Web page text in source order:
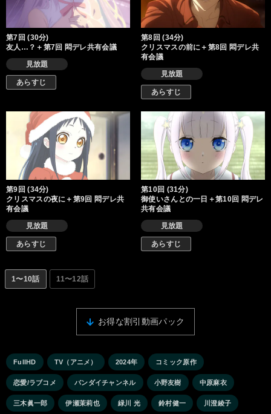
第7回 (30分)
友人…？＋第7回 悶デレ共有会議
見放題
あらすじ
第8回 (34分)
クリスマスの前に＋第8回 悶デレ共
有会議
見放題
あらすじ
第9回 (34分)
クリスマスの夜に＋第9回 悶デレ共
有会議
見放題
あらすじ
第10回 (31分)
御使いさんとの一日＋第10回 悶デレ
共有会議
見放題
あらすじ
1〜10話 11〜12話
お得な割引動画パック
FullHD TV（アニメ） 2024年 コミック原作
恋愛/ラブコメ バンダイチャンネル 小野友樹 中原麻衣
三木眞一郎 伊瀬茉莉也 緑川 光 鈴村健一 川澄綾子